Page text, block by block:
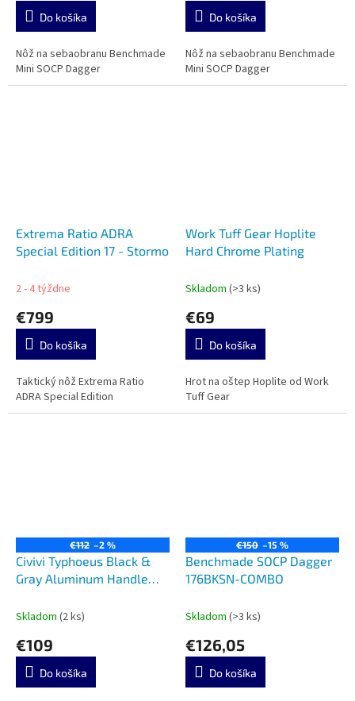
Do košíka
Nôž na sebaobranu Benchmade
Mini SOCP Dagger
Do košíka
Nôž na sebaobranu Benchmade
Mini SOCP Dagger
Extrema Ratio ADRA
Special Edition 17 - Stormo
2 - 4 týždne
€799
Do košíka
Taktický nôž Extrema Ratio
ADRA Special Edition
Work Tuff Gear Hoplite
Hard Chrome Plating
Skladom (>3 ks)
€69
Do košíka
Hrot na oštep Hoplite od Work
Tuff Gear
€112 –2 %
Civivi Typhoeus Black &
Gray Aluminum Handle
Skladom (2 ks)
€109
Do košíka
€150 –15 %
Benchmade SOCP Dagger
176BKSN-COMBO
Skladom (>3 ks)
€126,05
Do košíka